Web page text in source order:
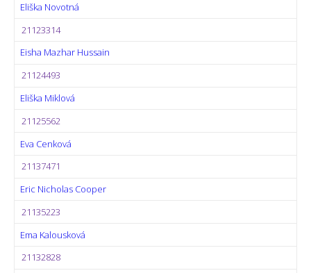
Eliška Novotná
21123314
Eisha Mazhar Hussain
21124493
Eliška Miklová
21125562
Eva Cenková
21137471
Eric Nicholas Cooper
21135223
Ema Kalousková
21132828